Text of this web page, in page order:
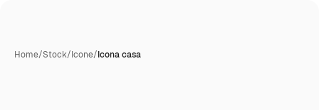
Home/Stock/Icone/Icona casa